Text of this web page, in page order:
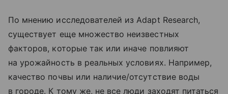
По мнению исследователей из Adapt Research,
существует еще множество неизвестных
факторов, которые так или иначе повлияют
на урожайность в реальных условиях. Например,
качество почвы или наличие/отсутствие воды
в городе. К тому же, не все люди заходят питаться